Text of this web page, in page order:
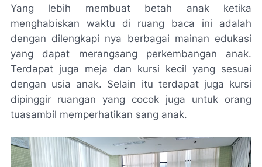
Yang lebih membuat betah anak ketika
menghabiskan waktu di ruang baca ini adalah
dengan dilengkapi nya berbagai mainan edukasi
yang dapat merangsang perkembangan anak.
Terdapat juga meja dan kursi kecil yang sesuai
dengan usia anak. Selain itu terdapat juga kursi
dipinggir ruangan yang cocok juga untuk orang
tuasambil memperhatikan sang anak.